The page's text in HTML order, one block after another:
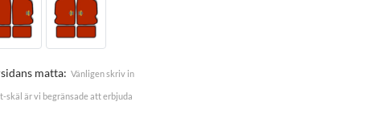
matta: Vänligen skriv in
skäl är vi begränsade att erbjuda